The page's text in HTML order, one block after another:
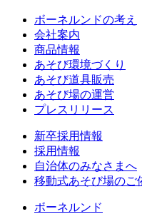
ボーネルンドの考え
会社案内
商品情報
あそび環境づくり
あそび道具販売
あそび場の運営
プレスリリース
新卒採用情報
採用情報
自治体のみなさまへ
移動式あそび場のご
ボーネルンド